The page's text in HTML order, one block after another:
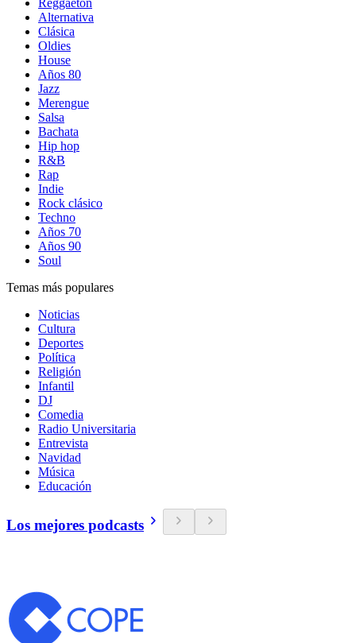
Reggaetón
Alternativa
Clásica
Oldies
House
Años 80
Jazz
Merengue
Salsa
Bachata
Hip hop
R&B
Rap
Indie
Rock clásico
Techno
Años 70
Años 90
Soul
Temas más populares
Noticias
Cultura
Deportes
Política
Religión
Infantil
DJ
Comedia
Radio Universitaria
Entrevista
Navidad
Música
Educación
Los mejores podcasts